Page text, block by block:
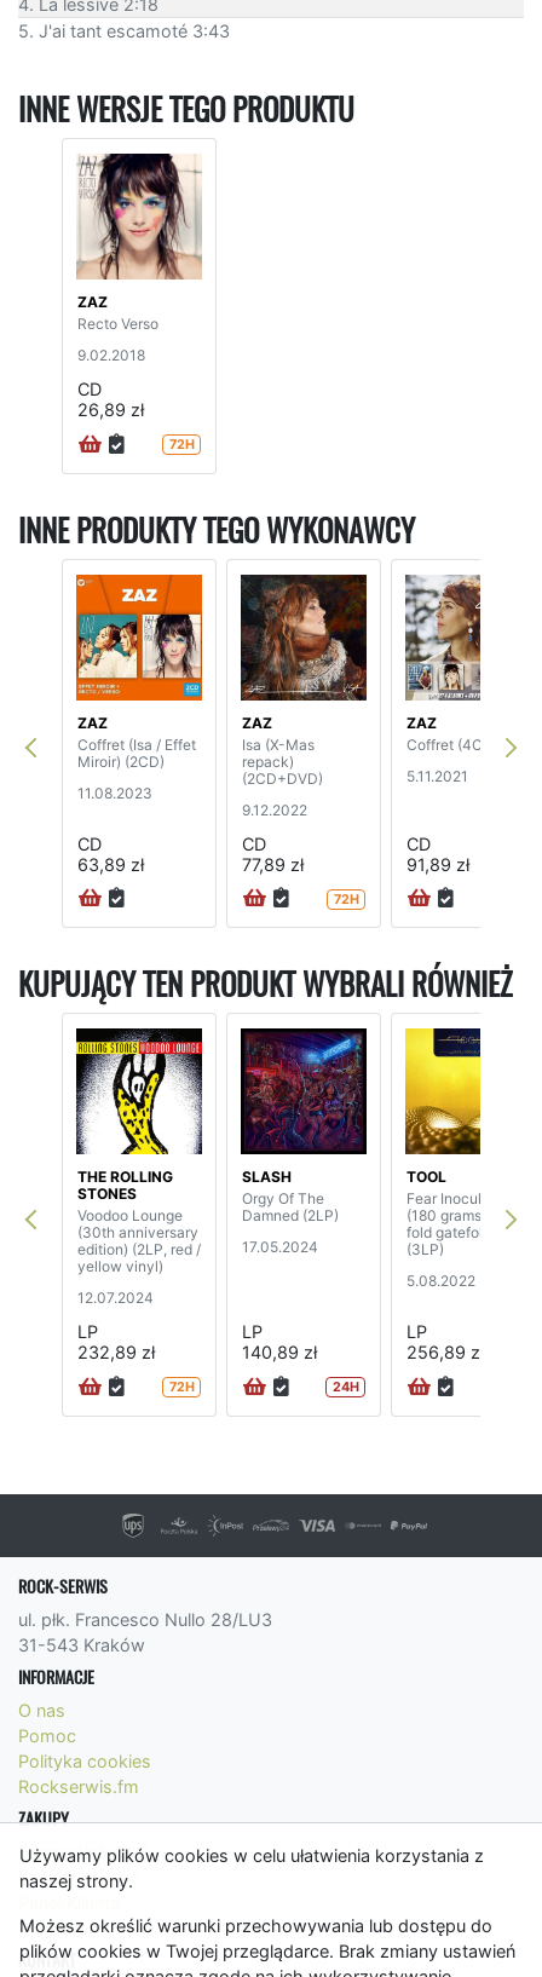
Używamy plików cookies w celu ułatwienia korzystania z
naszej strony.
Możesz określić warunki przechowywania lub dostępu do
plików cookies w Twojej przeglądarce. Brak zmiany ustawień
4. La lessive 2:18
5. J'ai tant escamoté 3:43
INNE WERSJE TEGO PRODUKTU
ZAZ
Recto Verso
9.02.2018
CD
26,89 zł
72H
INNE PRODUKTY TEGO WYKONAWCY
ZAZ
Coffret (Isa / Effet
Miroir) (2CD)
11.08.2023
CD
63,89 zł
ZAZ
Isa (X-Mas
repack)
(2CD+DVD)
9.12.2022
CD
77,89 zł
72H
ZAZ
Coffret (4CD)
5.11.2021
CD
91,89 zł
KUPUJĄCY TEN PRODUKT WYBRALI RÓWNIEŻ
THE ROLLING
STONES
Voodoo Lounge
(30th anniversary
edition) (2LP, red /
yellow vinyl)
12.07.2024
LP
232,89 zł
72H
SLASH
Orgy Of The
Damned (2LP)
17.05.2024
LP
140,89 zł
24H
TOOL
Fear Inoculum
(180 grams, tri-
fold gatefold)
(3LP)
5.08.2022
LP
256,89 zł
ROCK-SERWIS
ul. płk. Francesco Nullo 28/LU3
31-543 Kraków
INFORMACJE
O nas
Pomoc
Polityka cookies
Rockserwis.fm
ZAKUPY
Formy płatności
Koszty wysyłki
Regulamin
KONTAKT